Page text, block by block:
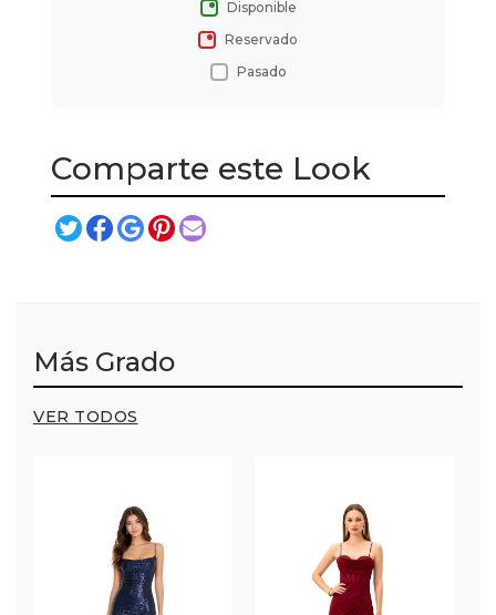
Disponible
Reservado
Pasado
Comparte este Look
Más Grado
VER TODOS